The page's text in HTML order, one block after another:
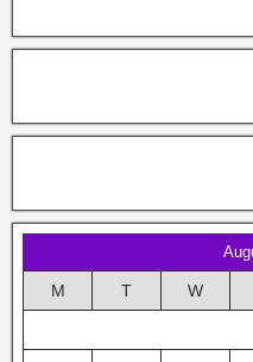
M T W